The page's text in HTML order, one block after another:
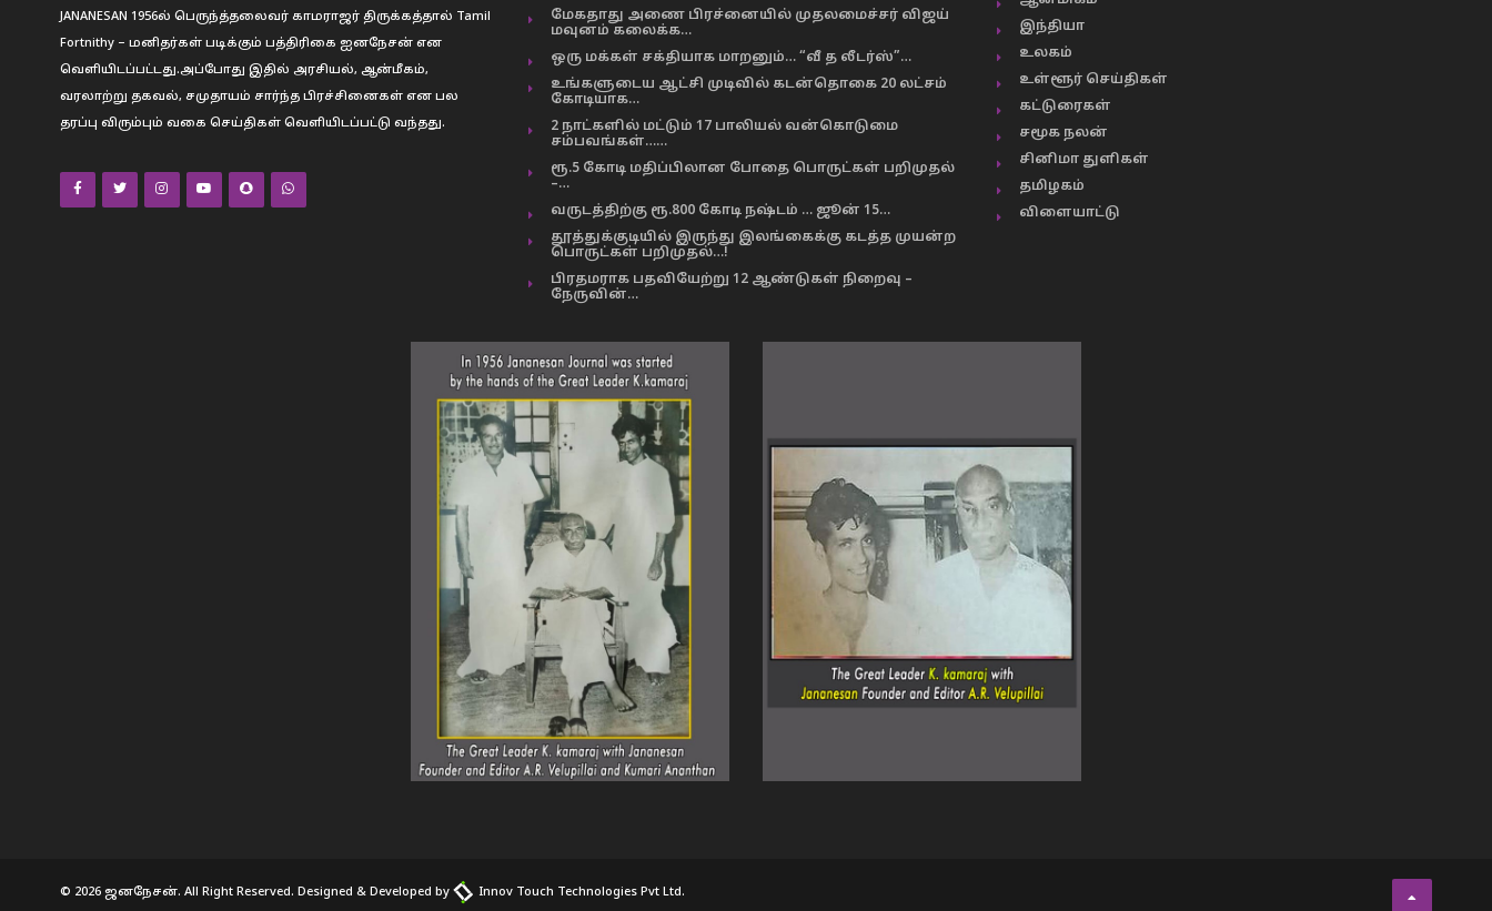
JANANESAN 1956ல் பெருந்த்தலைவர் காமராஜர் திருக்கத்தால் Tamil
Fortnithy – மனிதர்கள் படிக்கும் பத்திரிகை ஐனநேசன் என
வெளியிடப்பட்டது.அப்போது இதில் அரசியல், ஆன்மீகம்,
வரலாற்று தகவல், சமுதாயம் சார்ந்த பிரச்சினைகள் என பல
தரப்பு விரும்பும் வகை செய்திகள் வெளியிடப்பட்டு வந்தது.
மேகதாது அணை பிரச்னையில் முதலமைச்சர் விஜய்
மவுனம் கலைக்க…
ஒரு மக்கள் சக்தியாக மாறனும்… “வீ த லீடர்ஸ்”…
உங்களுடைய ஆட்சி முடிவில் கடன்தொகை 20 லட்சம்
கோடியாக…
2 நாட்களில் மட்டும் 17 பாலியல் வன்கொடுமை
சம்பவங்கள்……
ரூ.5 கோடி மதிப்பிலான போதை பொருட்கள் பறிமுதல்
–…
வருடத்திற்கு ரூ.800 கோடி நஷ்டம் … ஜூன் 15…
தூத்துக்குடியில் இருந்து இலங்கைக்கு கடத்த முயன்ற
பொருட்கள் பறிமுதல்…!
பிரதமராக பதவியேற்று 12 ஆண்டுகள் நிறைவு –
நேருவின்…
இந்தியா
உலகம்
உள்ளூர் செய்திகள்
கட்டுரைகள்
சமூக நலன்
சினிமா துளிகள்
தமிழகம்
விளையாட்டு
© 2026 ஜனநேசன். All Right Reserved. Designed & Developed by Innov Touch Technologies Pvt Ltd.